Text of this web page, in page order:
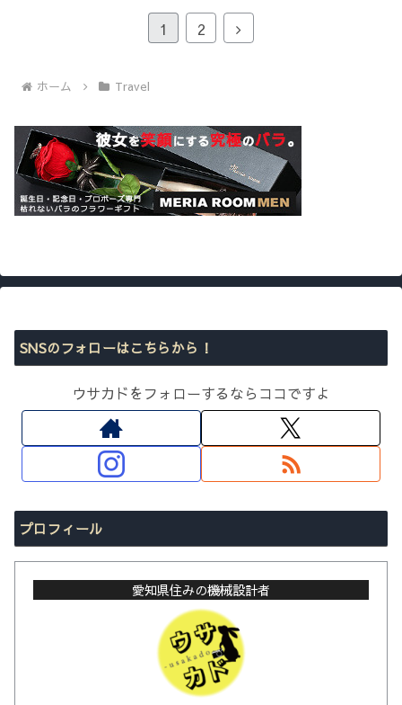
1 2
次
ホーム Travel
SNSのフォローはこちらから！
ウサカドをフォローするならココですよ
プロフィール
愛知県住みの機械設計者